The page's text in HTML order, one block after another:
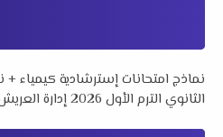
نماذج امتحانات إسترشادية كيمياء +
الثانوي الترم الأول 2026 إدارة العريش التعليمية